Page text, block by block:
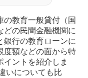
の教育一般貸付（国
どの民間金融機関に
銀行の教育ローンに
度額などの面から特
ントを紹介しま
いについても比